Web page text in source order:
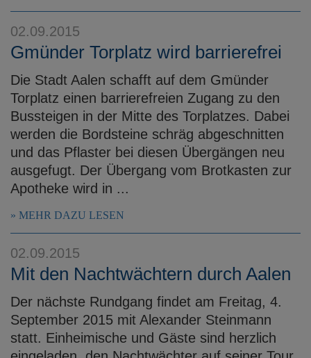
02.09.2015
Gmünder Torplatz wird barrierefrei
Die Stadt Aalen schafft auf dem Gmünder
Torplatz einen barrierefreien Zugang zu den
Bussteigen in der Mitte des Torplatzes. Dabei
werden die Bordsteine schräg abgeschnitten
und das Pflaster bei diesen Übergängen neu
ausgefugt. Der Übergang vom Brotkasten zur
Apotheke wird in ...
MEHR DAZU LESEN
02.09.2015
Mit den Nachtwächtern durch Aalen
Der nächste Rundgang findet am Freitag, 4.
September 2015 mit Alexander Steinmann
statt. Einheimische und Gäste sind herzlich